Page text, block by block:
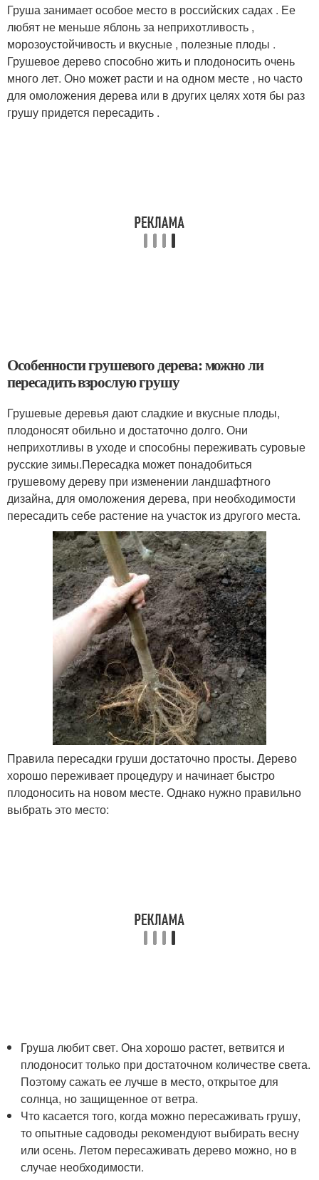
Груша занимает особое место в российских садах . Ее
любят не меньше яблонь за неприхотливость ,
морозоустойчивость и вкусные , полезные плоды .
Грушевое дерево способно жить и плодоносить очень
много лет. Оно может расти и на одном месте , но часто
для омоложения дерева или в других целях хотя бы раз
грушу придется пересадить .
Особенности грушевого дерева: можно ли
пересадить взрослую грушу
Грушевые деревья дают сладкие и вкусные плоды,
плодоносят обильно и достаточно долго. Они
неприхотливы в уходе и способны переживать суровые
русские зимы.Пересадка может понадобиться
грушевому дереву при изменении ландшафтного
дизайна, для омоложения дерева, при необходимости
пересадить себе растение на участок из другого места.
Правила пересадки груши достаточно просты. Дерево
хорошо переживает процедуру и начинает быстро
плодоносить на новом месте. Однако нужно правильно
выбрать это место:
Груша любит свет. Она хорошо растет, ветвится и
плодоносит только при достаточном количестве света.
Поэтому сажать ее лучше в место, открытое для
солнца, но защищенное от ветра.
Что касается того, когда можно пересаживать грушу,
то опытные садоводы рекомендуют выбирать весну
или осень. Летом пересаживать дерево можно, но в
случае необходимости.